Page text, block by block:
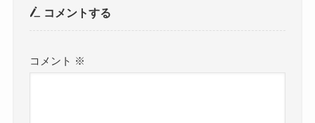
コメントする
コメント ※